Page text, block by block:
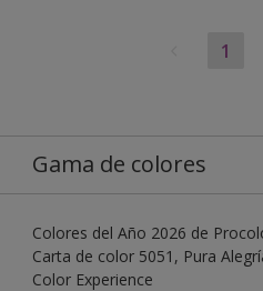
1
Gama de colores
Colores del Año 2026 de
Carta de color 5051, Pura
Color Experience